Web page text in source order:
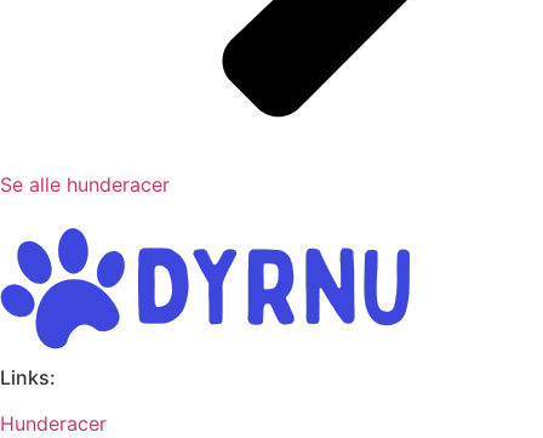
Se alle hunderacer
Links:
Hunderacer